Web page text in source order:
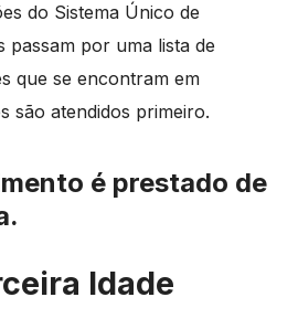
do Sistema Único de
passam por uma lista de
que se encontram em
são atendidos primeiro.
é prestado de
Idade